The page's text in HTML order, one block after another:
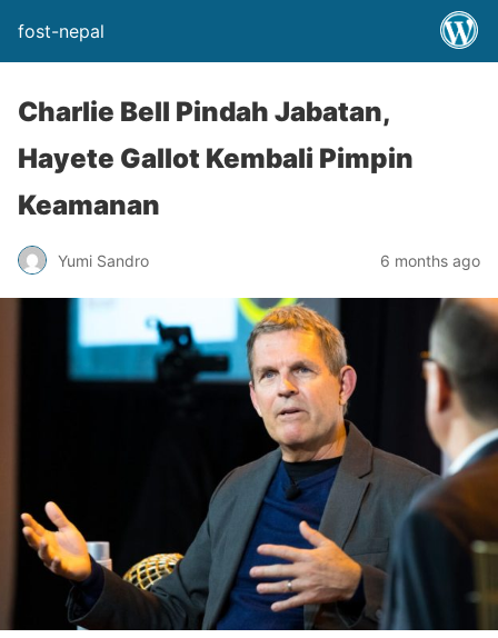
fost-nepal
Charlie Bell Pindah Jabatan,
Hayete Gallot Kembali Pimpin
Keamanan
Yumi Sandro 6 months ago